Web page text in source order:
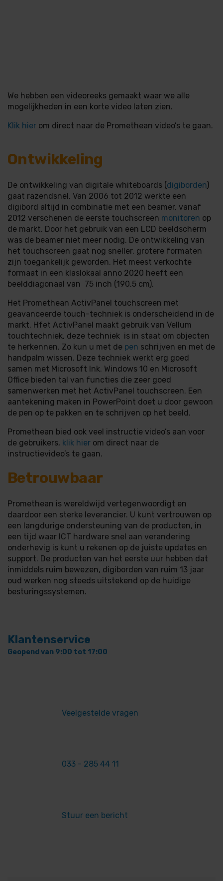
We hebben een videoreeks gemaakt waar we alle
mogelijkheden in een korte video laten zien.
Klik hier om direct naar de Promethean video’s te gaan.
Ontwikkeling
De ontwikkeling van digitale whiteboards (digiborden)
gaat razendsnel. Van 2006 tot 2012 werkte een
digibord altijd in combinatie met een beamer, vanaf
2012 verschenen de eerste touchscreen monitoren op
de markt. Door het gebruik van een LCD beeldscherm
was de beamer niet meer nodig. De ontwikkeling van
het touchscreen gaat nog sneller, grotere formaten
zijn toegankelijk geworden. Het meest verkochte
formaat in een klaslokaal anno 2020 heeft een
beelddiagonaal van 75 inch (190,5 cm).
Het Promethean ActivPanel touchscreen met
geavanceerde touch-techniek is onderscheidend in de
markt. Hfet ActivPanel maakt gebruik van Vellum
touchtechniek, deze techniek is in staat om objecten
te herkennen. Zo kun u met de pen schrijven en met de
handpalm wissen. Deze techniek werkt erg goed
samen met Microsoft Ink. Windows 10 en Microsoft
Office bieden tal van functies die zeer goed
samenwerken met het ActivPanel touchscreen. Een
aantekening maken in PowerPoint doet u door gewoon
de pen op te pakken en te schrijven op het beeld.
Promethean bied ook veel instructie video’s aan voor
de gebruikers, klik hier om direct naar de
instructievideo’s te gaan.
Betrouwbaar
Promethean is wereldwijd vertegenwoordigt en
daardoor een sterke leverancier. U kunt vertrouwen op
een langdurige ondersteuning van de producten, in
een tijd waar ICT hardware snel aan verandering
onderhevig is kunt u rekenen op de juiste updates en
support. De producten van het eerste uur hebben dat
inmiddels ruim bewezen, digiborden van ruim 13 jaar
oud werken nog steeds uitstekend op de huidige
besturingssystemen.
Klantenservice
Geopend van 9:00 tot 17:00
Veelgestelde vragen
033 - 285 44 11
Stuur een bericht